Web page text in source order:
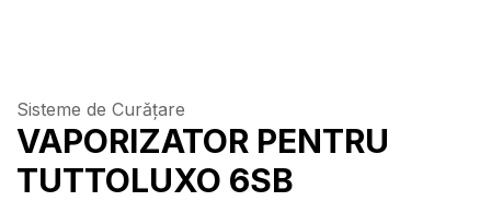
Sisteme de Curățare
VAPORIZATOR PENTRU
TUTTOLUXO 6SB